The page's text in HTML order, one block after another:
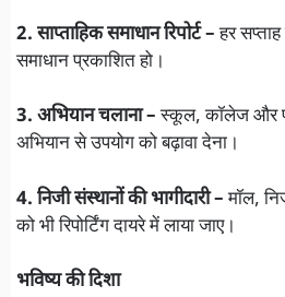
2. साप्ताहिक समाधान रिपोर्ट –हर
समाधान प्रकाशित हो।
3. अभियान चलाना –स्कूल, कॉलेज और
अभियान से उपयोग को बढ़ावा देना।
4. निजी संस्थानों की भागीदारी –मॉल,
को भी रिपोर्टिंग दायरे में लाया जाए।
भविष्य की दिशा